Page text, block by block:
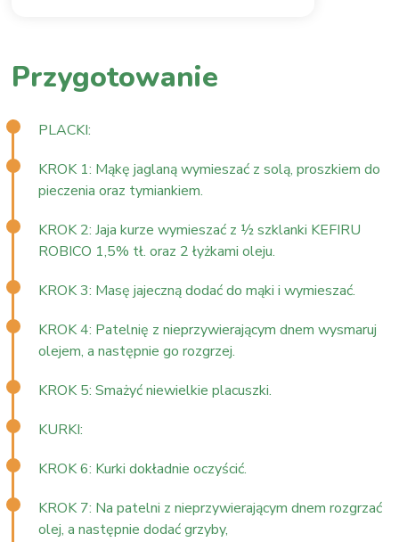
Przygotowanie
PLACKI:
KROK 1: Mąkę jaglaną wymieszać z solą, proszkiem do
pieczenia oraz tymiankiem.
KROK 2: Jaja kurze wymieszać z ½ szklanki KEFIRU
ROBICO 1,5% tł. oraz 2 łyżkami oleju.
KROK 3: Masę jajeczną dodać do mąki i wymieszać.
KROK 4: Patelnię z nieprzywierającym dnem wysmaruj
olejem, a następnie go rozgrzej.
KROK 5: Smażyć niewielkie placuszki.
KURKI:
KROK 6: Kurki dokładnie oczyścić.
KROK 7: Na patelni z nieprzywierającym dnem rozgrzać
olej, a następnie dodać grzyby,